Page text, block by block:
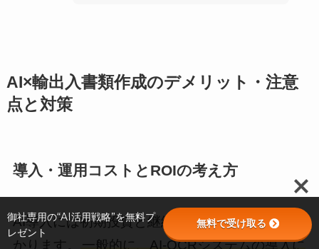
AI×輸出入書類作成のデメリット・注意
点と対策
導入・運用コストとROIの考え方
AI導入には初期投資と継続的な運用コストがか
かります。
一般的に、AI-OCRシステムの導入に
御社専用の“AI活用戦略”を無料プ
レゼント
無料で受け取る